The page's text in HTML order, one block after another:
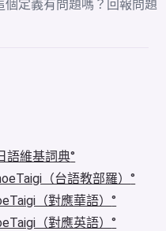
個定義有問題嗎？ 回報問題
語維基詞典
（台語教部羅）
（對應華語）
（對應英語）